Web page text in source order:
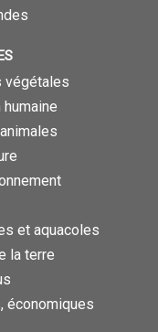
végétales
et aquacoles
la terre
économiques